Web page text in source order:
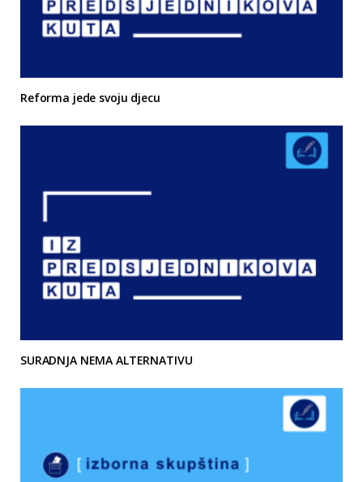
Reforma jede svoju djecu
SURADNJA NEMA ALTERNATIVU